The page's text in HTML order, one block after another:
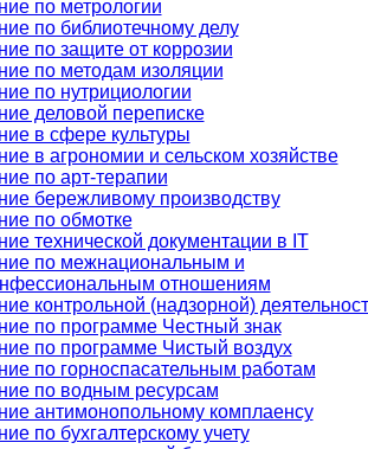
по метрологии
по библиотечному делу
по защите от коррозии
по методам изоляции
по нутрициологии
деловой переписке
в сфере культуры
в агрономии и сельском хозяйстве
по арт-терапии
бережливому производству
по обмотке
технической документации в IT
по межнациональным и
отношениям
контрольной (надзорной)
по программе Честный знак
по программе Чистый воздух
по горноспасательным работам
по водным ресурсам
антимонопольному комплаенсу
по бухгалтерскому учету